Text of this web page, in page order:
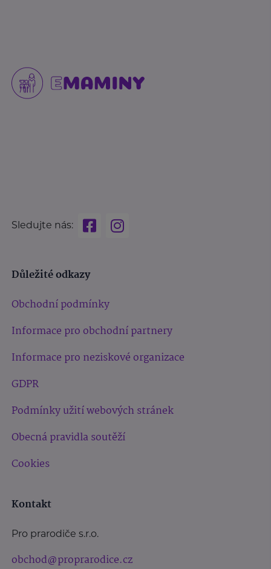
Sledujte nás:
Důležité odkazy
Obchodní podmínky
Informace pro obchodní partnery
Informace pro neziskové organizace
GDPR
Podmínky užití webových stránek
Obecná pravidla soutěží
Cookies
Kontakt
Pro prarodiče s.r.o.
obchod@proprarodice.cz